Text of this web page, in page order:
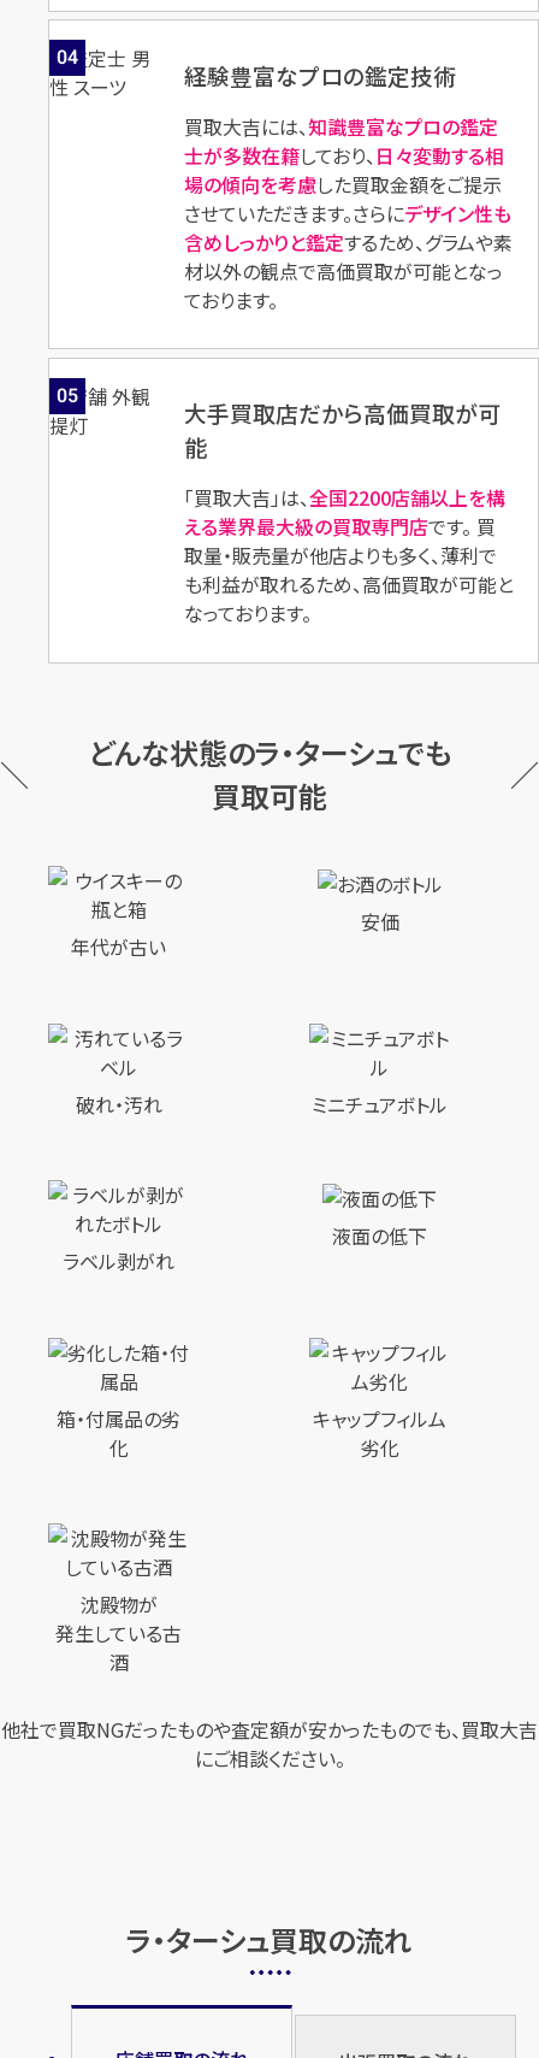
04
経験豊富なプロの鑑定技術
買取大吉には、知識豊富なプロの鑑定
士が多数在籍しており、 日々変動する相
場の傾向を考慮した買取金額をご提示
させていただきます。さらにデザイン性も
含めしっかりと鑑定するため、グラムや素
材以外の観点で高価買取が可能となっ
ております。
05
大手買取店だから高価買取が可
能
「買取大吉」は、全国2200店舗以上を構
える業界最大級の買取専門店です。 買
取量・販売量が他店よりも多く、薄利で
も利益が取れるため、高価買取が可能と
なっております。
どんな状態のラ・ターシュでも
買取可能
年代が古い
安価
破れ・汚れ ミニチュアボトル
ラベル剥がれ
液面の低下
箱・付属品の劣
化
キャップフィルム
劣化
沈殿物が
発生している古
酒
他社で買取NGだったものや査定額が安かったものでも、買取大吉
にご相談ください。
ラ・ターシュ買取の流れ